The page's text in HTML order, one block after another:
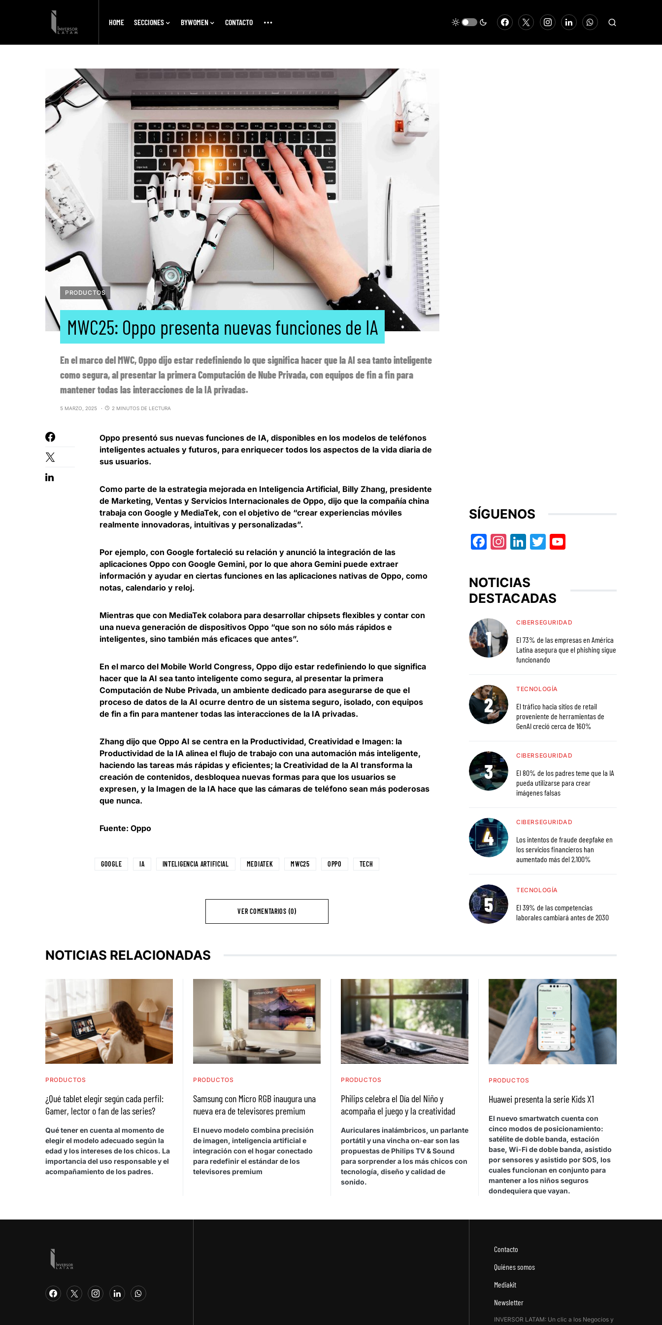
HOME SECCIONES BYWOMEN CONTACTO
PRODUCTOS
MWC25: Oppo presenta nuevas funciones de IA
En el marco del MWC, Oppo dijo estar redefiniendo lo que significa hacer que la AI sea tanto inteligente
como segura, al presentar la primera Computación de Nube Privada, con equipos de fin a fin para
mantener todas las interacciones de la IA privadas.
5 MARZO, 2025 2 MINUTOS DE LECTURA
Oppo presentó sus nuevas funciones de IA, disponibles en los modelos de teléfonos
inteligentes actuales y futuros, para enriquecer todos los aspectos de la vida diaria de
sus usuarios.
Como parte de la estrategia mejorada en Inteligencia Artificial, Billy Zhang, presidente
de Marketing, Ventas y Servicios Internacionales de Oppo, dijo que la compañía china
trabaja con Google y MediaTek, con el objetivo de “crear experiencias móviles
realmente innovadoras, intuitivas y personalizadas”.
Por ejemplo, con Google fortaleció su relación y anunció la integración de las
aplicaciones Oppo con Google Gemini, por lo que ahora Gemini puede extraer
información y ayudar en ciertas funciones en las aplicaciones nativas de Oppo, como
notas, calendario y reloj.
Mientras que con MediaTek colabora para desarrollar chipsets flexibles y contar con
una nueva generación de dispositivos Oppo “que son no sólo más rápidos e
inteligentes, sino también más eficaces que antes”.
En el marco del Mobile World Congress, Oppo dijo estar redefiniendo lo que significa
hacer que la AI sea tanto inteligente como segura, al presentar la primera
Computación de Nube Privada, un ambiente dedicado para asegurarse de que el
proceso de datos de la AI ocurre dentro de un sistema seguro, isolado, con equipos
de fin a fin para mantener todas las interacciones de la IA privadas.
Zhang dijo que Oppo AI se centra en la Productividad, Creatividad e Imagen: la
Productividad de la IA alinea el flujo de trabajo con una automación más inteligente,
haciendo las tareas más rápidas y eficientes; la Creatividad de la AI transforma la
creación de contenidos, desbloquea nuevas formas para que los usuarios se
expresen, y la Imagen de la IA hace que las cámaras de teléfono sean más poderosas
que nunca.
Fuente: Oppo
GOOGLE IA INTELIGENCIA ARTIFICIAL MEDIATEK MWC25 OPPO TECH
VER COMENTARIOS (0)
SÍGUENOS
Facebook
Instagram
LinkedIn
Twitter
NOTICIAS
DESTACADAS
CIBERSEGURIDAD
El 73% de las empresas en América
Latina asegura que el phishing sigue
funcionando
TECNOLOGÍA
El tráfico hacia sitios de retail
proveniente de herramientas de
GenAI creció cerca de 160%
CIBERSEGURIDAD
El 80% de los padres teme que la IA
pueda utilizarse para crear
imágenes falsas
CIBERSEGURIDAD
Los intentos de fraude deepfake en
los servicios financieros han
aumentado más del 2,100%
TECNOLOGÍA
El 39% de las competencias
laborales cambiará antes de 2030
NOTICIAS RELACIONADAS
PRODUCTOS
¿Qué tablet elegir según cada perfil:
Gamer, lector o fan de las series?
Qué tener en cuenta al momento de
elegir el modelo adecuado según la
edad y los intereses de los chicos. La
importancia del uso responsable y el
acompañamiento de los padres.
PRODUCTOS
Samsung con Micro RGB inaugura una
nueva era de televisores premium
El nuevo modelo combina precisión
de imagen, inteligencia artificial e
integración con el hogar conectado
para redefinir el estándar de los
televisores premium
PRODUCTOS
Philips celebra el Día del Niño y
acompaña el juego y la creatividad
Auriculares inalámbricos, un parlante
portátil y una vincha on-ear son las
propuestas de Philips TV & Sound
para sorprender a los más chicos con
tecnología, diseño y calidad de
sonido.
PRODUCTOS
Huawei presenta la serie Kids X1
El nuevo smartwatch cuenta con
cinco modos de posicionamiento:
satélite de doble banda, estación
base, Wi-Fi de doble banda, asistido
por sensores y asistido por SOS, los
cuales funcionan en conjunto para
mantener a los niños seguros
dondequiera que vayan.
Contacto
Quiénes somos
Mediakit
Newsletter
INVERSOR LATAM: Un clic a los Negocios y